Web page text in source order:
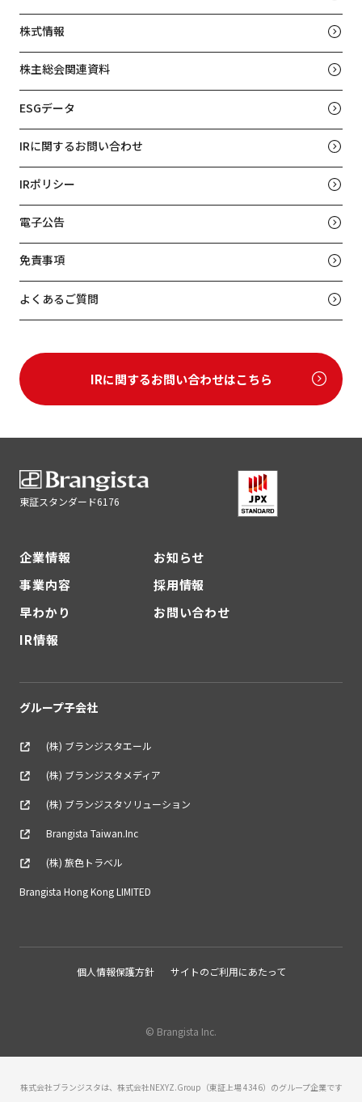
株式情報
株主総会関連資料
ESGデータ
IRに関するお問い合わせ
IRポリシー
電子公告
免責事項
よくあるご質問
IRに関するお問い合わせはこちら
東証スタンダード6176
企業情報
お知らせ
事業内容
採用情報
早わかり
お問い合わせ
IR情報
グループ子会社
(株) ブランジスタエール
(株) ブランジスタメディア
(株) ブランジスタソリューション
Brangista Taiwan.Inc
(株) 旅色トラベル
Brangista Hong Kong LIMITED
個人情報保護方針 サイトのご利用にあたって
© Brangista Inc.
株式会社ブランジスタは、株式会社NEXYZ.Group（東証上場 4346）のグループ企業です